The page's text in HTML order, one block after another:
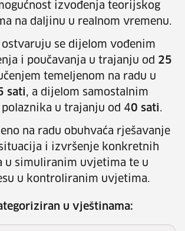
izvođenja teorijskog
na daljinu u realnom vremenu.
ostvaruju se dijelom vođenim
i poučavanja u trajanju od 25
temeljenom na radu u
sati, a dijelom samostalnim
u trajanju od 40 sati.
na radu obuhvaća rješavanje
i izvršenje konkretnih
u simuliranim uvjetima te u
u kontroliranim uvjetima.
u vještinama: